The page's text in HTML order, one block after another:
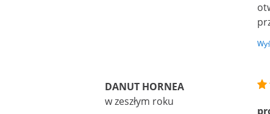
DANUT HORNEA
w zeszłym roku